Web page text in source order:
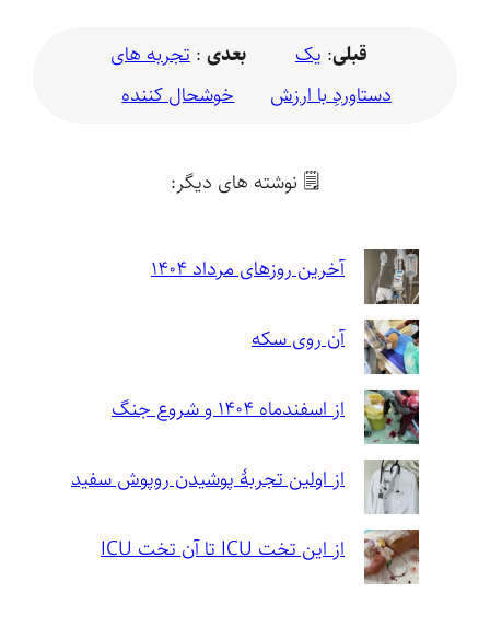
قبلی: یک
دستاوردِ با ارزش
بعدی :تجربه‌ های
خوشحال کننده
🗒 نوشته های دیگر:
آخرین روزهای مرداد ۱۴۰۴
آن روی سکه
از اسفندماه ۱۴۰۴ و شروع جنگ
از اولین تجربهٔ پوشیدن روپوش سفید
از این تخت ICU تا آن تخت ICU